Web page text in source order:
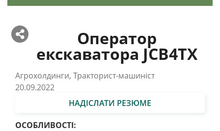
Оператор
екскаватора JCB4TX
Агрохолдинги, Тракторист-машиніст
20.09.2022
НАДІСЛАТИ РЕЗЮМЕ
ОСОБЛИВОСТІ: